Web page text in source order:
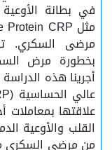
في بطانة الأوعية
مرضى السكري.
بخطورة مرض
أجرينا هذه
علاقتها